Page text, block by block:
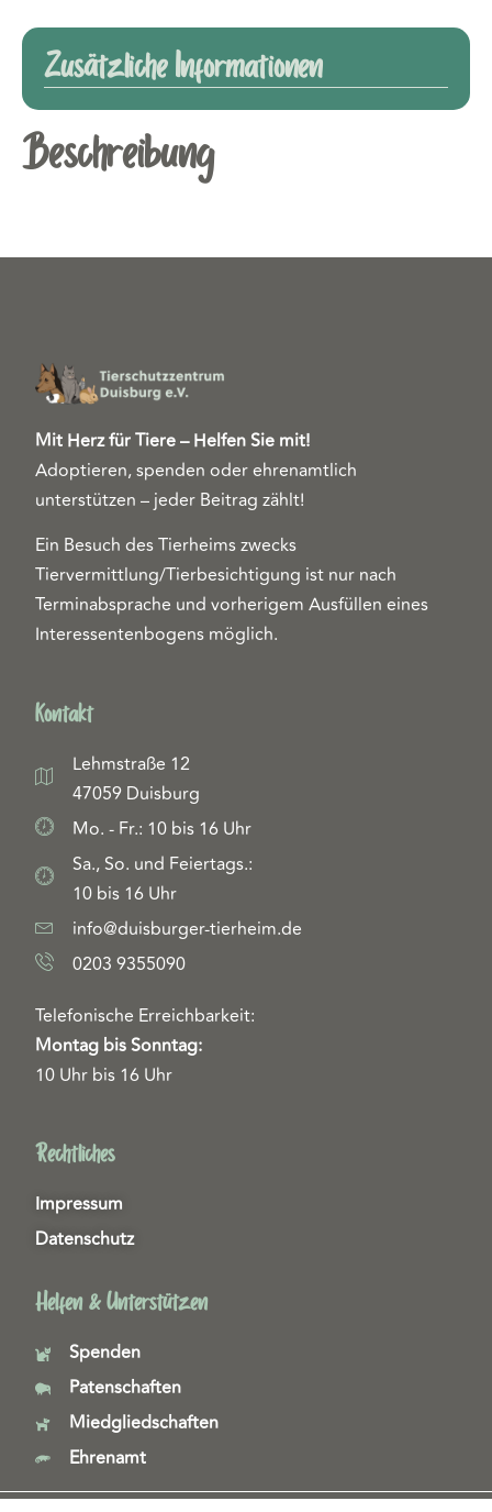
Zusätzliche Informationen
Beschreibung
Mit Herz für Tiere – Helfen Sie mit!
Adoptieren, spenden oder ehrenamtlich
unterstützen – jeder Beitrag zählt!
Ein Besuch des Tierheims zwecks
Tiervermittlung/Tierbesichtigung ist nur nach
Terminabsprache und vorherigem Ausfüllen eines
Interessentenbogens möglich.
Kontakt
Lehmstraße 12
47059 Duisburg
Mo. - Fr.: 10 bis 16 Uhr
Sa., So. und Feiertags.:
10 bis 16 Uhr
info@duisburger-tierheim.de
0203 9355090
Telefonische Erreichbarkeit:
Montag bis Sonntag:
10 Uhr bis 16 Uhr
Rechtliches
Impressum
Datenschutz
Helfen & Unterstützen
Spenden
Patenschaften
Miedgliedschaften
Ehrenamt